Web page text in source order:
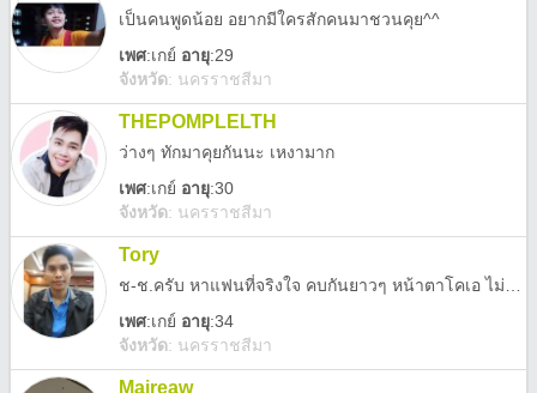
เป็นคนพูดน้อย อยากมีใครสักคนมาชวนคุย^^
เพศ:เกย์ อายุ:29
จังหวัด: นครราชสีมา
THEPOMPLELTH
ว่างๆ ทักมาคุยกันนะ เหงามาก
เพศ:เกย์ อายุ:30
จังหวัด: นครราชสีมา
Tory
เพศ:เกย์ อายุ:34
จังหวัด: นครราชสีมา
Maireaw